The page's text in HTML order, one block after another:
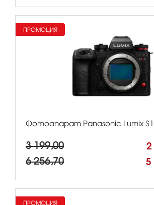
Фотоапарат Panasonic Lumix
3 199,00 2
6 256,70 5
ПРОМОЦИЯ
ПРОМОЦИЯ